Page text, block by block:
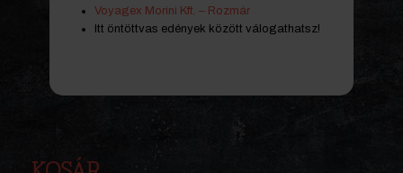
Voyagex Morini Kft. – Rozmár
Itt öntöttvas edények között válogathatsz!